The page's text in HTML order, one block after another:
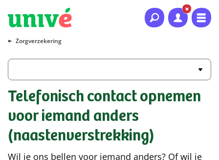
Naar hoofdinhoud
Naar hoofdnavigatie
Naar footer
Zorgverzekering
Telefonisch contact opnemen
voor iemand anders
(naastenverstrekking)
Wil je ons bellen voor iemand anders? Of wil je